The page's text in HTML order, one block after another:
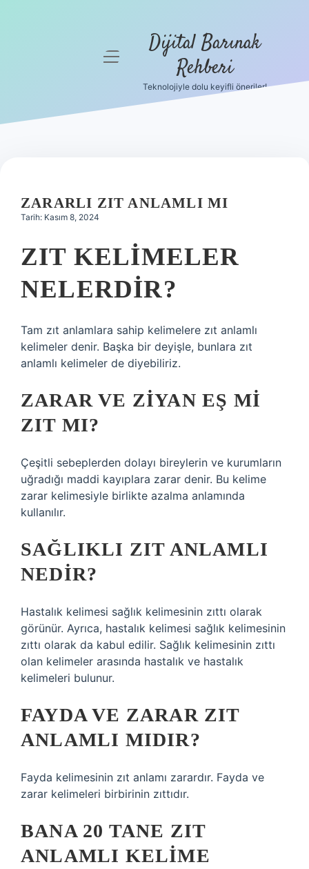
Hakkımızda
menüyü
Dijital Barınak
Rehberi
Teknolojiyle dolu keyifli öneriler!
ZARARLI ZIT ANLAMLI MI
Tarih: Kasım 8, 2024
ZIT KELIMELER
NELERDIR?
Tam zıt anlamlara sahip kelimelere zıt anlamlı
kelimeler denir. Başka bir deyişle, bunlara zıt
anlamlı kelimeler de diyebiliriz.
ZARAR VE ZIYAN EŞ MI
ZIT MI?
Çeşitli sebeplerden dolayı bireylerin ve kurumların
uğradığı maddi kayıplara zarar denir. Bu kelime
zarar kelimesiyle birlikte azalma anlamında
kullanılır.
SAĞLIKLI ZIT ANLAMLI
NEDIR?
Hastalık kelimesi sağlık kelimesinin zıttı olarak
görünür. Ayrıca, hastalık kelimesi sağlık kelimesinin
zıttı olarak da kabul edilir. Sağlık kelimesinin zıttı
olan kelimeler arasında hastalık ve hastalık
kelimeleri bulunur.
FAYDA VE ZARAR ZIT
ANLAMLI MIDIR?
Fayda kelimesinin zıt anlamı zarardır. Fayda ve
zarar kelimeleri birbirinin zıttıdır.
BANA 20 TANE ZIT
ANLAMLI KELIME